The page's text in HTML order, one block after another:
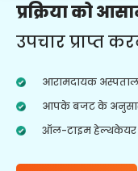
प्रक्रिया को
उपचार प्राप्त
आरामदायक
आपके बजट के
ऑल-टाइम हेल्थकेयर